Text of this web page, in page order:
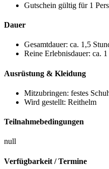
Gutschein gültig für 1
Dauer
Gesamtdauer: ca. 1,5
Reine Erlebnisdauer: ca.
Ausrüstung & Kleidung
Mitzubringen: festes
Wird gestellt: Reithelm
Teilnahmebedingungen
null
Verfügbarkeit / Termine